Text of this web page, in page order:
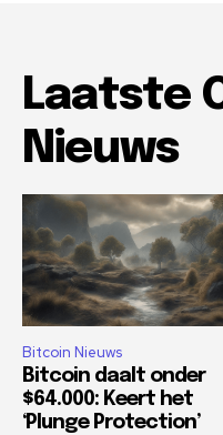
Laatste
Nieuws
Bitcoin Nieuws
Bitcoin daalt onder
$64.000: Keert het
‘Plunge Protection’